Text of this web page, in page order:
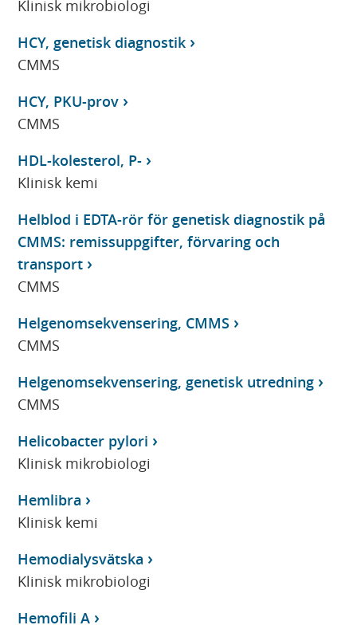
Klinisk mikrobiologi
HCY, genetisk diagnostik
CMMS
HCY, PKU-prov
CMMS
HDL-kolesterol, P-
Klinisk kemi
Helblod i EDTA-rör för genetisk diagnostik på
CMMS: remissuppgifter, förvaring och
transport
CMMS
Helgenomsekvensering, CMMS
CMMS
Helgenomsekvensering, genetisk utredning
CMMS
Helicobacter pylori
Klinisk mikrobiologi
Hemlibra
Klinisk kemi
Hemodialysvätska
Klinisk mikrobiologi
Hemofili A